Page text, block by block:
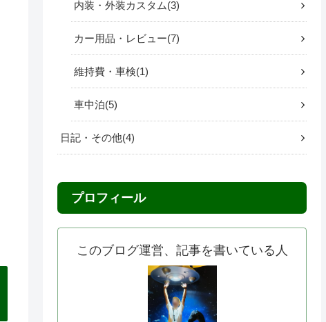
内装・外装カスタム 3
カー用品・レビュー 7
維持費・車検 1
車中泊 5
日記・その他 4
プロフィール
このブログ運営、記事を書いている人